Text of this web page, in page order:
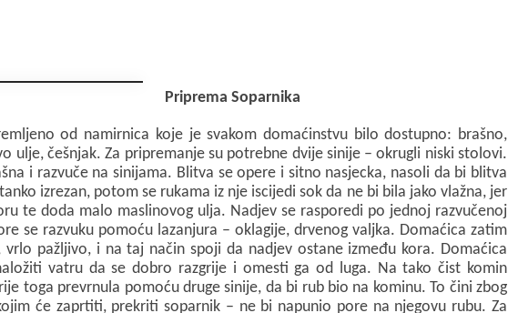
Priprema Soparnika
od namirnica koje je svakom domaćinstvu bilo dostupno: brašno,
ulje, češnjak. Za pripremanje su potrebne dvije sinije – okrugli niski stolovi.
i razvuče na sinijama. Blitva se opere i sitno nasjecka, nasoli da bi blitva
izrezan, potom se rukama iz nje iscijedi sok da ne bi bila jako vlažna, jer
te doda malo maslinovog ulja. Nadjev se rasporedi po jednoj razvučenoj
se razvuku pomoću lazanjura – oklagije, drvenog valjka. Domaćica zatim
pažljivo, i na taj način spoji da nadjev ostane između kora. Domaćica
vatru da se dobro razgrije i omesti ga od luga. Na tako čist komin
toga prevrnula pomoću druge sinije, da bi rub bio na kominu. To čini zbog
će zaprtiti, prekriti soparnik – ne bi napunio pore na njegovu rubu. Za